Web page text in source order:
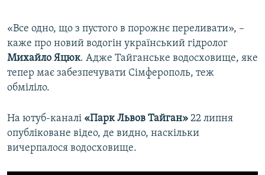
«Все одно, що з пустого в порожнє переливати», –
каже про новий водогін український гідролог
Михайло Яцюк. Адже Тайганське водосховище, яке
тепер має забезпечувати Сімферополь, теж
обміліло.
На ютуб-каналі «Парк Львов Тайган» 22 липня
опубліковане відео, де видно, наскільки
вичерпалося водосховище.